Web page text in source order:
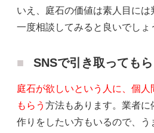
いえ、庭石の価値は素人目には
一度相談してみると良いでしょ
SNSで引き取ってもら
庭石が欲しいという人に、個人
もらう 方法もあります。業者に
作りをしたい方もいるので、